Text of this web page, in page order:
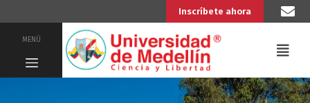
Inscríbete ahora
MENÚ